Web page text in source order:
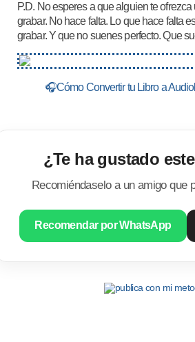
P.D. No esperes a que alguien te ofrezca
grabar. No hace falta. Lo que hace falta
grabar. Y que no suenes perfecto. Que
🎧Cómo Convertir tu Libro a
¿Te ha gustado
Recomiéndaselo a un amigo que
Recomendar por WhatsApp